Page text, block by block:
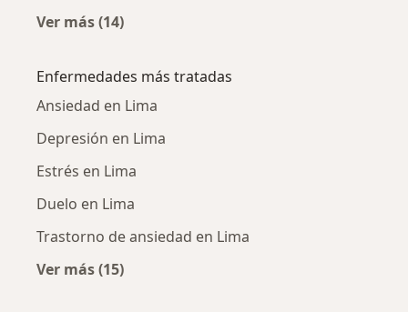
Ver más (14)
Enfermedades más tratadas
Ansiedad en Lima
Depresión en Lima
Estrés en Lima
Duelo en Lima
Trastorno de ansiedad en Lima
Ver más (15)